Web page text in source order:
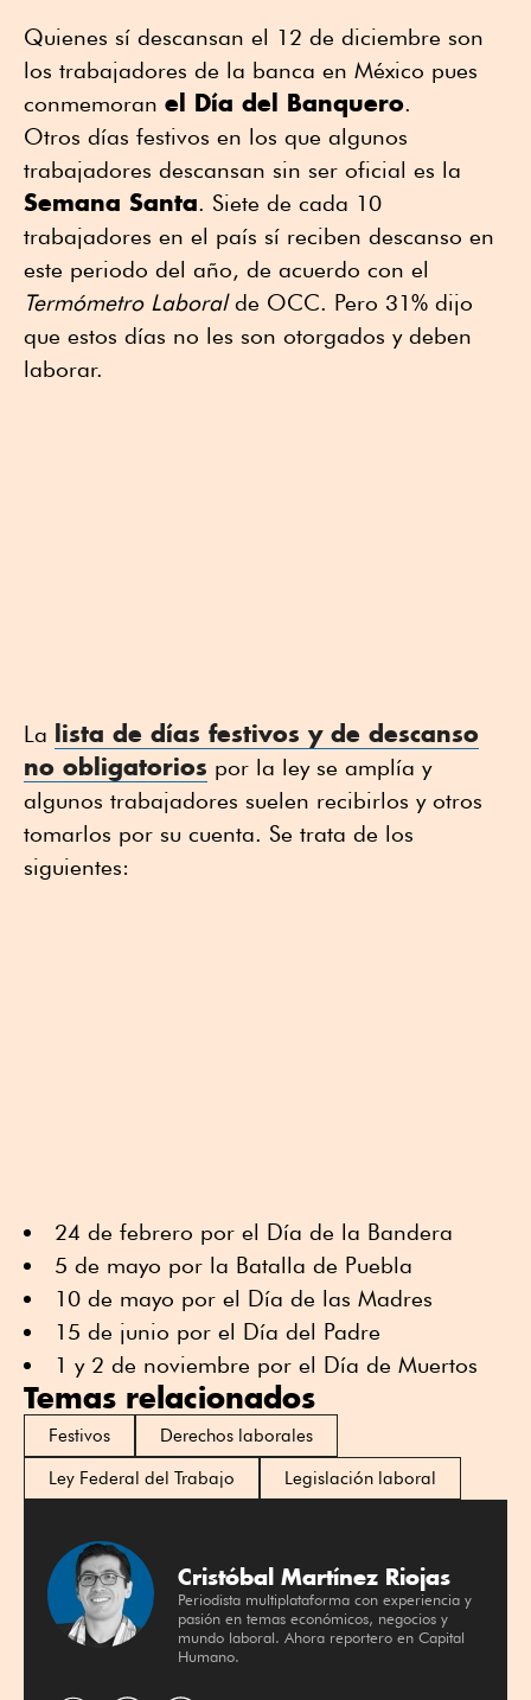
Quienes sí descansan el 12 de diciembre son
los trabajadores de la banca en México pues
conmemoran el Día del Banquero.
Otros días festivos en los que algunos
trabajadores descansan sin ser oficial es la
Semana Santa. Siete de cada 10
trabajadores en el país sí reciben descanso en
este periodo del año, de acuerdo con el
Termómetro Laboralde OCC. Pero 31% dijo
que estos días no les son otorgados y deben
laborar.
La
lista de días festivos y de descanso
no obligatorios por la ley se amplía y
algunos trabajadores suelen recibirlos y otros
tomarlos por su cuenta. Se trata de los
siguientes:
24 de febrero por el Día de la Bandera
5 de mayo por la Batalla de Puebla
10 de mayo por el Día de las Madres
15 de junio por el Día del Padre
1 y 2 de noviembre por el Día de Muertos
Temas relacionados
Festivos
Derechos laborales
Ley Federal del Trabajo
Legislación laboral
Cristóbal Martínez Riojas
Periodista multiplataforma con experiencia y
pasión en temas económicos, negocios y
mundo laboral. Ahora reportero en Capital
Humano.